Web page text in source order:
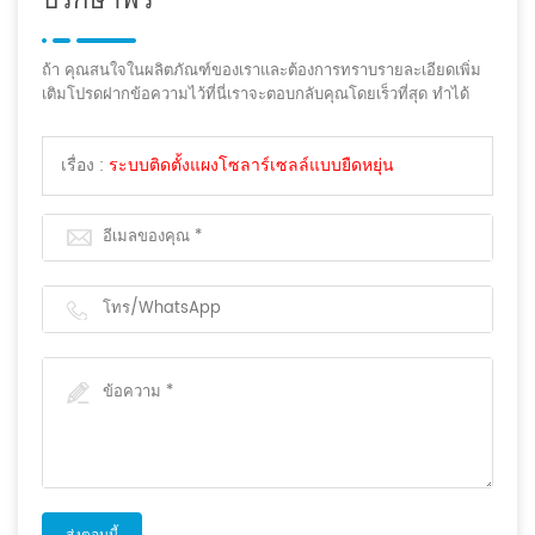
ถ้า คุณสนใจในผลิตภัณฑ์ของเราและต้องการทราบรายละเอียดเพิ่ม
เติมโปรดฝากข้อความไว้ที่นี่เราจะตอบกลับคุณโดยเร็วที่สุด ทำได้
เรื่อง : ระบบติดตั้งแผงโซลาร์เซลล์แบบยืดหยุ่น